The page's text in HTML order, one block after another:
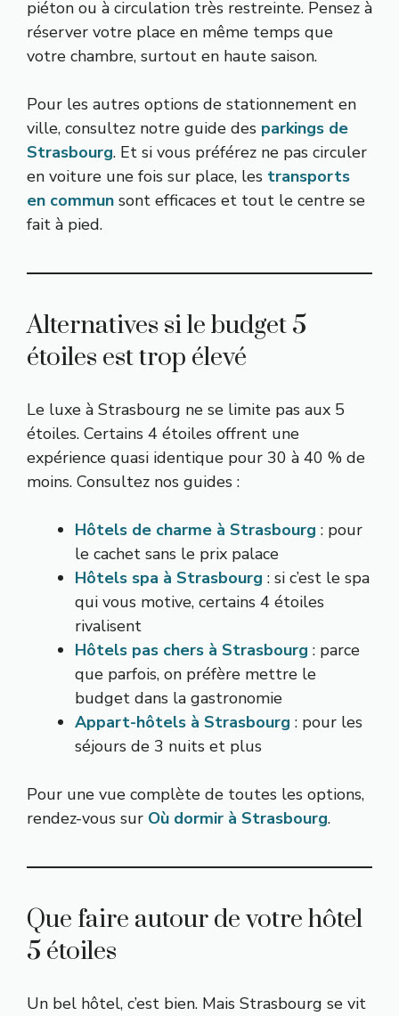
piéton ou à circulation très restreinte. Pensez à
réserver votre place en même temps que
votre chambre, surtout en haute saison.
Pour les autres options de stationnement en
ville, consultez notre guide des parkings de
Strasbourg. Et si vous préférez ne pas circuler
en voiture une fois sur place, les transports
en commun sont efficaces et tout le centre se
fait à pied.
Alternatives si le budget 5
étoiles est trop élevé
Le luxe à Strasbourg ne se limite pas aux 5
étoiles. Certains 4 étoiles offrent une
expérience quasi identique pour 30 à 40 % de
moins. Consultez nos guides :
Hôtels de charme à Strasbourg : pour
le cachet sans le prix palace
Hôtels spa à Strasbourg : si c’est le spa
qui vous motive, certains 4 étoiles
rivalisent
Hôtels pas chers à Strasbourg : parce
que parfois, on préfère mettre le
budget dans la gastronomie
Appart-hôtels à Strasbourg : pour les
séjours de 3 nuits et plus
Pour une vue complète de toutes les options,
rendez-vous sur Où dormir à Strasbourg.
Que faire autour de votre hôtel
5 étoiles
Un bel hôtel, c’est bien. Mais Strasbourg se vit